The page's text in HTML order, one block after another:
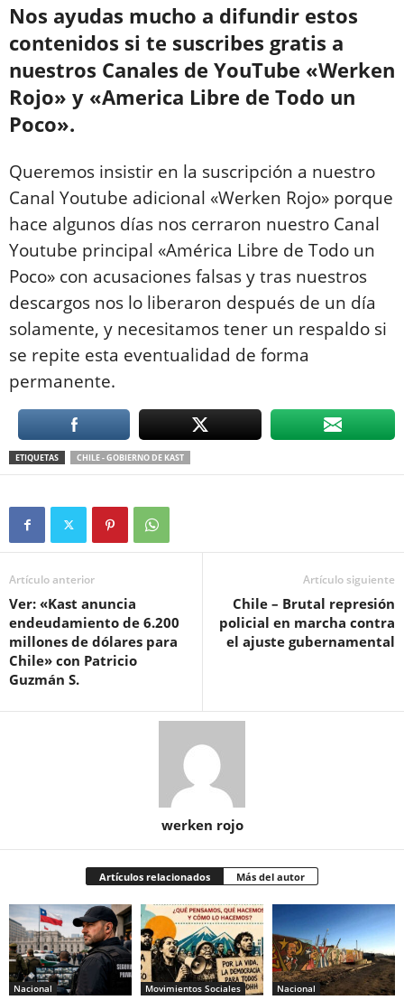
Nos ayudas mucho a difundir estos
contenidos si te suscribes gratis a
nuestros Canales de YouTube «Werken
Rojo» y «America Libre de Todo un
Poco».
Queremos insistir en la suscripción a nuestro
Canal Youtube adicional «Werken Rojo» porque
hace algunos días nos cerraron nuestro Canal
Youtube principal «América Libre de Todo un
Poco» con acusaciones falsas y tras nuestros
descargos nos lo liberaron después de un día
solamente, y necesitamos tener un respaldo si
se repite esta eventualidad de forma
permanente.
ETIQUETAS CHILE - GOBIERNO DE KAST
Artículo anterior
Ver: «Kast anuncia
endeudamiento de 6.200
millones de dólares para
Chile» con Patricio
Guzmán S.
Artículo siguiente
Chile – Brutal represión
policial en marcha contra
el ajuste gubernamental
werken rojo
Artículos relacionados Más del autor
Nacional Movimientos Sociales Nacional